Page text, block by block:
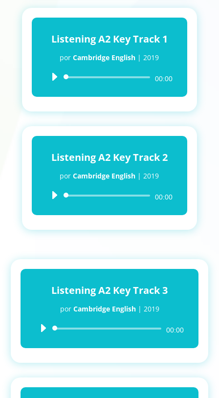
Listening A2 Key Track 1
porCambridge English |2019
Reproductor00:00
Listening A2 Key Track 2
porCambridge English |2019
Reproductor00:00
Listening A2 Key Track 3
por Cambridge English| 2019
Reproductor
00:00